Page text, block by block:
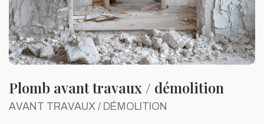
Plomb avant travaux / démolition
AVANT TRAVAUX / DÉMOLITION